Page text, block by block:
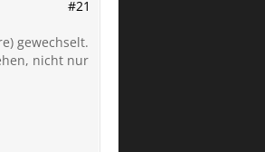
#21
gewechselt.
nicht nur